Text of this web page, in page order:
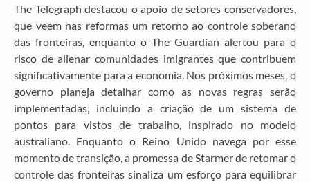
The Telegraph destacou o apoio de setores conservadores,
que veem nas reformas um retorno ao controle soberano
das fronteiras, enquanto o The Guardian alertou para o
risco de alienar comunidades imigrantes que contribuem
significativamente para a economia. Nos próximos meses, o
governo planeja detalhar como as novas regras serão
implementadas, incluindo a criação de um sistema de
pontos para vistos de trabalho, inspirado no modelo
australiano. Enquanto o Reino Unido navega por esse
momento de transição, a promessa de Starmer de retomar o
controle das fronteiras sinaliza um esforço para equilibrar